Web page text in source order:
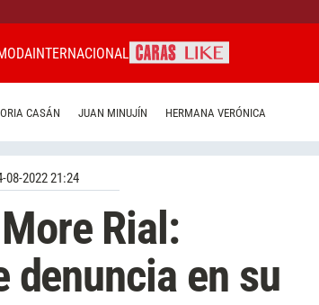
INTERNACIONAL
CASÁN JUAN MINUJÍN HERMANA VERÓNICA
08-2022 21:24
Rial:
denuncia en su